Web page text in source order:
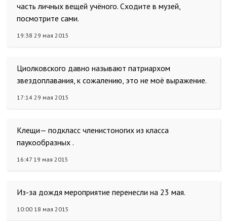
часть личных вещей учёного. Сходите в музей,
посмотрите сами.
19:38 29 мая 2015
Циолковского давно называют патриархом
звездоплавания, к сожалению, это не моё выражение.
17:14 29 мая 2015
Клещи— подкласс членистоногих из класса
паукообразных .
16:47 19 мая 2015
Из-за дождя мероприятие перенесли на 23 мая.
10:00 18 мая 2015